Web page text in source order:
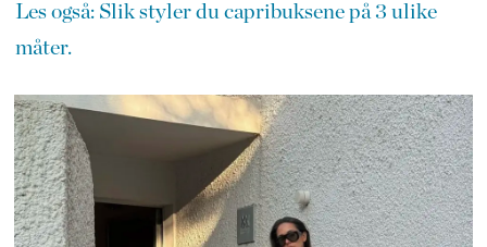
Les også: Slik styler du capribuksene på 3 ulike
måter.